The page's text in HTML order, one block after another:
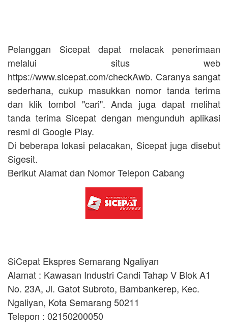
Pelanggan Sicepat dapat melacak penerimaan
melalui situs web
https://www.sicepat.com/checkAwb. Caranya sangat
sederhana, cukup masukkan nomor tanda terima
dan klik tombol "cari". Anda juga dapat melihat
tanda terima Sicepat dengan mengunduh aplikasi
resmi di Google Play.
Di beberapa lokasi pelacakan, Sicepat juga disebut
Sigesit.
Berikut Alamat dan Nomor Telepon Cabang
SiCepat Ekspres Semarang Ngaliyan
Alamat : Kawasan Industri Candi Tahap V Blok A1
No. 23A, Jl. Gatot Subroto, Bambankerep, Kec.
Ngaliyan, Kota Semarang 50211
Telepon : 02150200050